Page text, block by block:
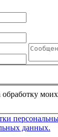
обработку
данных.